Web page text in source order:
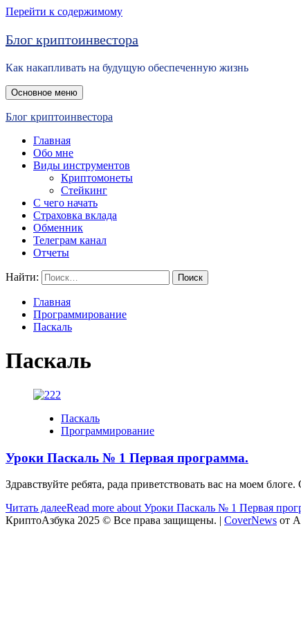
Перейти к содержимому
Блог криптоинвестора
Как накапливать на будущую обеспеченную жизнь
Основное меню
Блог криптоинвестора
Главная
Обо мне
Виды инструментов
Криптомонеты
Стейкинг
С чего начать
Страховка вклада
Обменник
Телеграм канал
Отчеты
Найти:
Главная
Программирование
Паскаль
Паскаль
Паскаль
Программирование
Уроки Паскаль № 1 Первая программа.
Здравствуйте ребята, рада приветствовать вас на моем
Читать далееRead more about Уроки Паскаль № 1 Первая
КриптоАзбука 2025 © Все права защищены. | CoverNews от